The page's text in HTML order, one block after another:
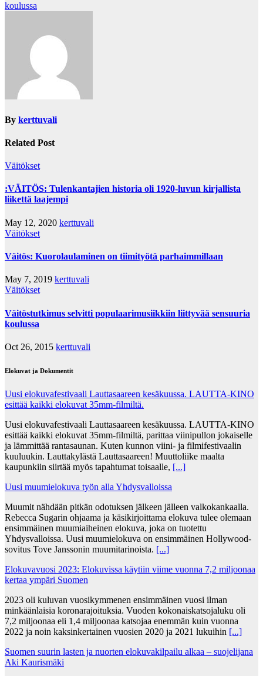
koulussa
By kerttuvali
Related Post
Väitökset
:VÄITÖS: Tulenkantajien historia oli 1920-luvun kirjallista
liikettä laajempi
May 12, 2020 kerttuvali
Väitökset
Väitös: Kuorolaulaminen on tiimityötä parhaimmillaan
May 7, 2019 kerttuvali
Väitökset
Väitöstutkimus selvitti populaarimusiikkiin liittyvää sensuuria
koulussa
Oct 26, 2015 kerttuvali
Elokuvat ja Dokumentit
Uusi elokuvafestivaali Lauttasaareen kesäkuussa. LAUTTA-KINO
esittää kaikki elokuvat 35mm-filmiltä.
Uusi elokuvafestivaali Lauttasaareen kesäkuussa. LAUTTA-KINO
esittää kaikki elokuvat 35mm-filmiltä, parittaa viinipullon jokaiselle
ja lämmittää rantasaunan. Kuten kunnon viini- ja filmifestivaalin
kuuluukin. Lauttakylästä Lauttasaareen! Muuttoliike maalta
kaupunkiin siirtää myös tapahtumat toisaalle, [...]
Uusi muumielokuva työn alla Yhdysvalloissa
Muumit nähdään pitkän odotuksen jälkeen jälleen valkokankaalla.
Rebecca Sugarin ohjaama ja käsikirjoittama elokuva tulee olemaan
ensimmäinen muumiaiheinen elokuva, joka on tuotettu
Yhdysvalloissa. Uusi muumielokuva on ensimmäinen Hollywood-
sovitus Tove Janssonin muumitarinoista. [...]
Elokuvavuosi 2023: Elokuvissa käytiin viime vuonna 7,2 miljoonaa
kertaa ympäri Suomen
2023 oli kuluvan vuosikymmenen ensimmäinen vuosi ilman
minkäänlaisia koronarajoituksia. Vuoden kokonaiskatsojaluku oli
7,2 miljoonaa eli 1,4 miljoonaa katsojaa enemmän kuin vuonna
2022 ja noin kaksinkertainen vuosien 2020 ja 2021 lukuihin [...]
Suomen suurin lasten ja nuorten elokuvakilpailu alkaa – suojelijana
Aki Kaurismäki